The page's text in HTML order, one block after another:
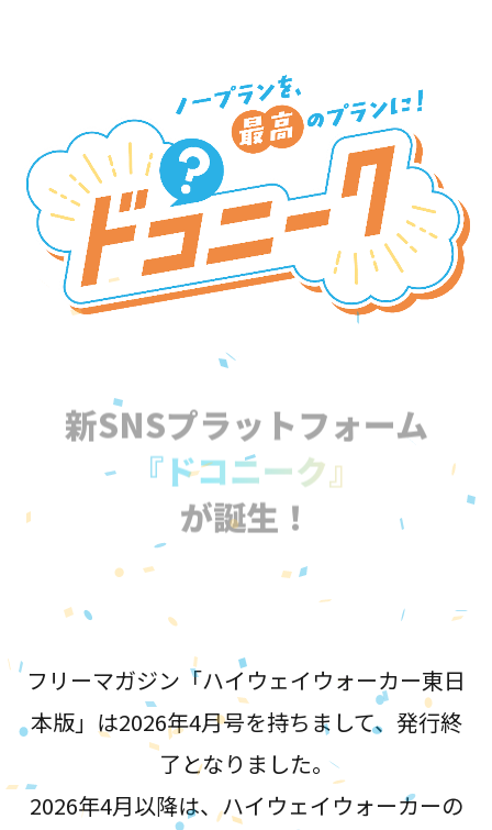
新SNSプラットフォーム
『ドコニーク』
が誕生！
フリーマガジン「ハイウェイウォーカー東日
本版」は2026年4月号を持ちまして、発行終
了となりました。
2026年4月以降は、ハイウェイウォーカーの